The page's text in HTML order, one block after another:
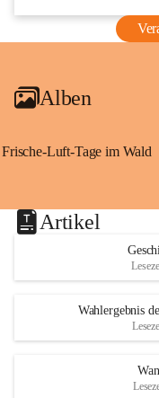
Alben
Frische-Luft-Tage im Wald
Artikel
Wahlergebnis